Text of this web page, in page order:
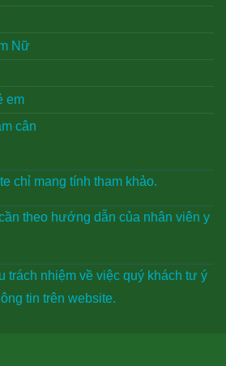
Nữ
em
cân
chỉ mang tính tham khảo.
theo hướng dẫn của nhân viên y
trách nhiệm về việc quý khách tư ý
tin trên website.